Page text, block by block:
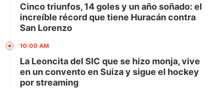
Cinco triunfos, 14 goles y un año soñado: el
increíble récord que tiene Huracán contra
San Lorenzo
10:00 AM
La Leoncita del SIC que se hizo monja, vive
en un convento en Suiza y sigue el hockey
por streaming